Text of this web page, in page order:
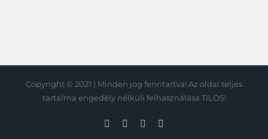
Copyright © 2021 | Minden jog fenntartva! Az oldal teljes
tartalma engedély nélküli felhasználása TILOS!
Facebook
Skype Instagram